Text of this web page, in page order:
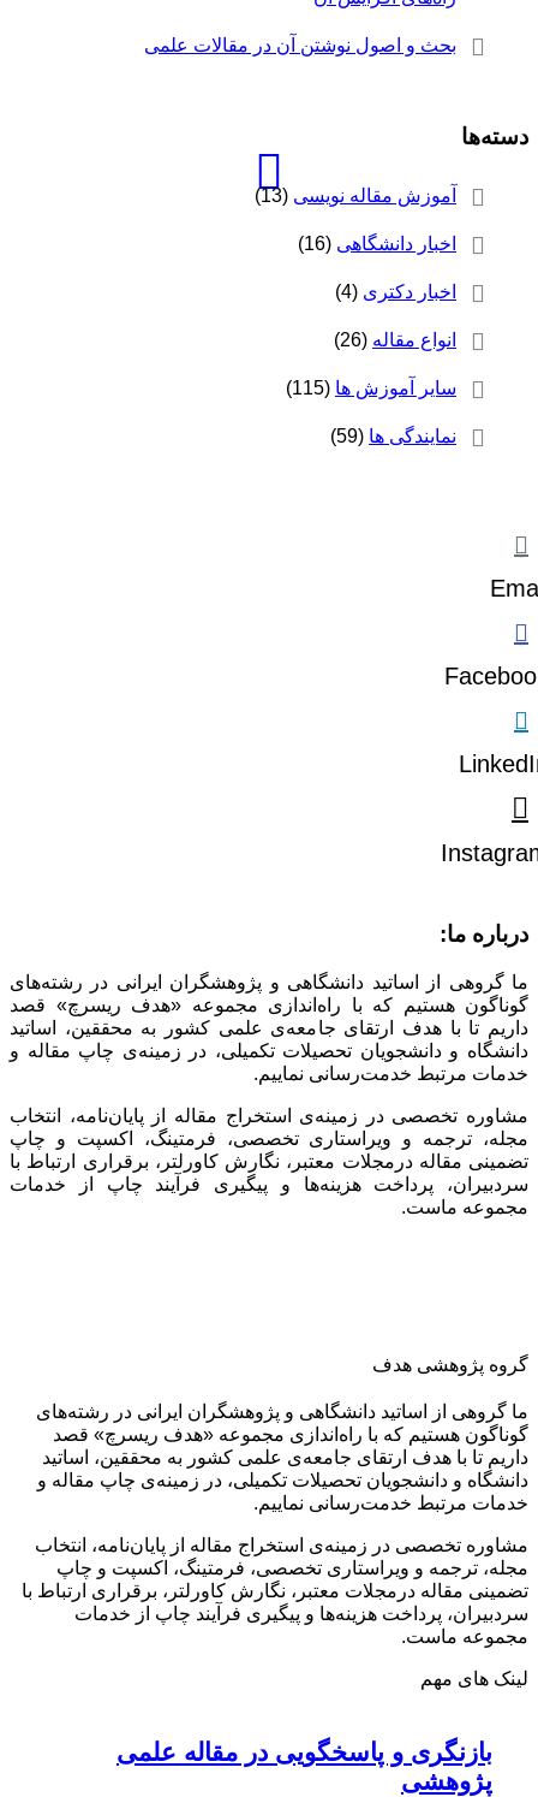
بحث و اصول نوشتن آن در مقالات علمی
دسته‌ها
آموزش مقاله نویسی (13)
اخبار دانشگاهی (16)
اخبار دکتری (4)
انواع مقاله (26)
سایر آموزش ها (115)
نمایندگی ها (59)
درباره ما:
ما گروهی از اساتید دانشگاهی و پژوهشگران ایرانی در رشته‌های
گوناگون هستیم که با راه‌اندازی مجموعه «هدف ریسرچ» قصد
داریم تا با هدف ارتقای جامعه‌ی علمی کشور به محققین، اساتید
دانشگاه و دانشجویان تحصیلات تکمیلی، در زمینه‌ی چاپ مقاله و
خدمات مرتبط خدمت‌رسانی نماییم.
مشاوره تخصصی در زمینه‌ی استخراج مقاله از پایان‌نامه، انتخاب
مجله، ترجمه و ویراستاری تخصصی، فرمتینگ، اکسپت و چاپ
تضمینی مقاله درمجلات معتبر، نگارش کاورلتر، برقراری ارتباط با
سردبیران، پرداخت هزینه‌ها و پیگیری فرآیند چاپ از خدمات
مجموعه ماست.
گروه پژوهشی هدف
ما گروهی از اساتید دانشگاهی و پژوهشگران ایرانی در رشته‌های
گوناگون هستیم که با راه‌اندازی مجموعه «هدف ریسرچ» قصد
داریم تا با هدف ارتقای جامعه‌ی علمی کشور به محققین، اساتید
دانشگاه و دانشجویان تحصیلات تکمیلی، در زمینه‌ی چاپ مقاله و
خدمات مرتبط خدمت‌رسانی نماییم.
مشاوره تخصصی در زمینه‌ی استخراج مقاله از پایان‌نامه، انتخاب
مجله، ترجمه و ویراستاری تخصصی، فرمتینگ، اکسپت و چاپ
تضمینی مقاله درمجلات معتبر، نگارش کاورلتر، برقراری ارتباط با
سردبیران، پرداخت هزینه‌ها و پیگیری فرآیند چاپ از خدمات
مجموعه ماست.
لینک های مهم
بازنگری و پاسخگویی در مقاله علمی
پژوهشی